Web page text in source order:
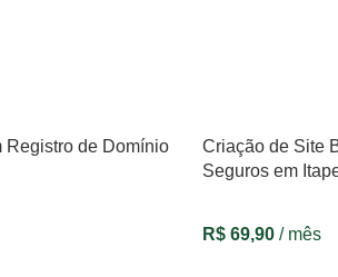
Registro de Domínio
Criação de Site
Seguros em
R$ 69,90 / mês